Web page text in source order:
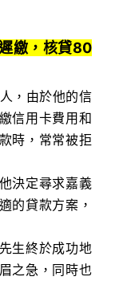
繳，核貸80
，由於他的信
信用卡費用和
時，常常被拒
決定尋求嘉義
的貸款方案，
生終於成功地
之急，同時也